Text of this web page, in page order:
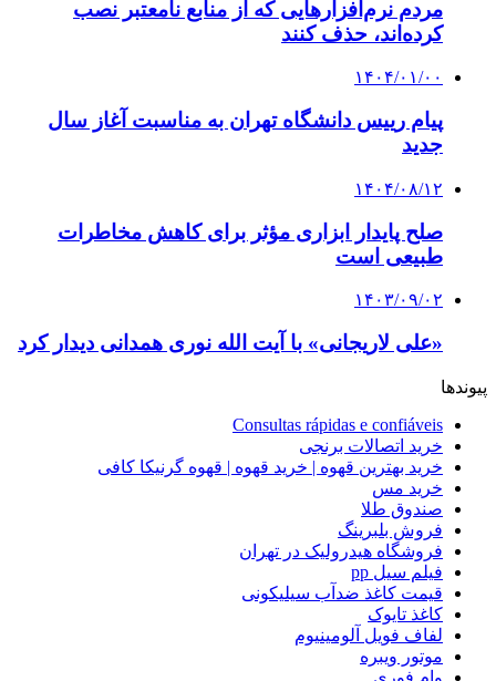
مردم نرم‌افزارهایی که از منابع نامعتبر نصب
کرده‌اند، حذف کنند
۱۴۰۴/۰۱/۰۰
پیام رییس دانشگاه تهران به مناسبت آغاز سال
جدید
۱۴۰۴/۰۸/۱۲
صلح پایدار ابزاری مؤثر برای کاهش مخاطرات
طبیعی است
۱۴۰۳/۰۹/۰۲
«علی لاریجانی» با آیت الله نوری همدانی دیدار کرد
پیوندها
Consultas rápidas e confiáveis
خرید اتصالات برنجی
خرید بهترین قهوه | خرید قهوه | قهوه گرنیکا کافی
خرید مس
صندوق طلا
فروش بلبرینگ
فروشگاه هیدرولیک در تهران
فیلم سیل pp
قیمت کاغذ ضدآب سیلیکونی
کاغذ تایوک
لفاف فویل آلومینیوم
موتور ویبره
وام فوری